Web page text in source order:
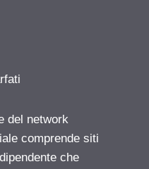
del network
comprende siti
che